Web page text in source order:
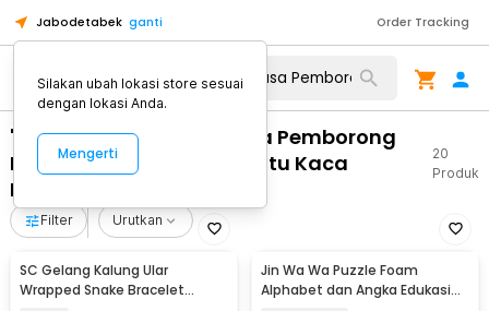
Jabodetabek ganti Order Tracking
"WA 0859 3970 0884 Jasa Pemborong
Kusen Aluminium Dan Pintu Kaca
Ngluwar Kab Magelang"
20
Produk
Filter Urutkan
SC Gelang Kalung Ular
Wrapped Snake Bracelet
Jin Wa Wa Puzzle Foam
Alphabet dan Angka Edukasi
Silakan ubah lokasi store sesuai
dengan lokasi Anda.
Mengerti